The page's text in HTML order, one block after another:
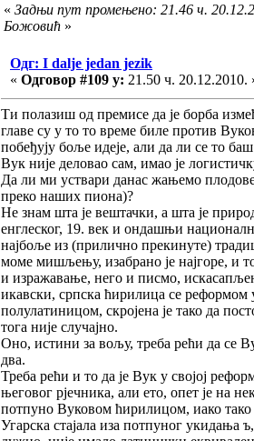
« Задњи пут промењено: 21.46 ч.
Божовић »
Одг: I dalje jedan jezik
« Одговор #109 у: 21.50 ч. 20.12.2010.
Ти полазиш од премисе да је борба
главе су у то то време биле против
побеђују боље идеје, али да ли се то
Вук није деловао сам, имао је
Да ли ми уствари данас жањемо
преко наших пиона)?
Не знам шта је вештачки, а шта је
енглеског, 19. век и ондашњи
најбоље из (прилично прекинуте)
моме мишљењу, изабрано је најгоре, и
и изражавање, него и писмо,
икавски, српска ћирилица се реформом
полулатиницом, скројена је тако да
тога није случајно.
Оно, истини за вољу, треба рећи да се
два.
Треба рећи и то да је Вук у својој
његовог рјечника, али ето, опет је на
потпуно Вуковом ћирилицом, иако тако
Угарска стајала иза потпуног укидања